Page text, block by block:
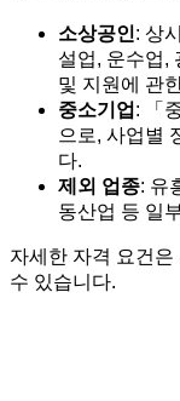
소상공인: 상
설업, 운수업,
및 지원에 관
중소기업 : 「
으로, 사업별
다.
제외 업종: 유
동산업 등 일
자세한 자격 요건
수 있습니다.